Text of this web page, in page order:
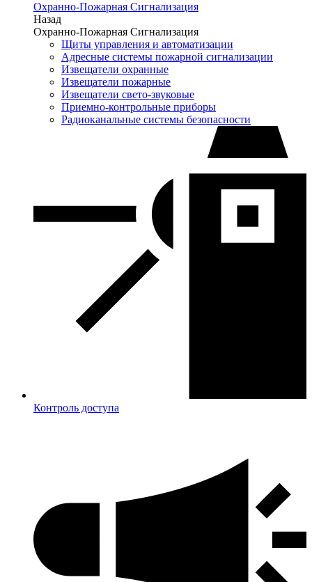
Охранно-Пожарная Сигнализация
Назад
Охранно-Пожарная Сигнализация
Щиты управления и автоматизации
Адресные системы пожарной сигнализации
Извещатели охранные
Извещатели пожарные
Извещатели свето-звуковые
Приемно-контрольные приборы
Радиоканальные системы безопасности
Контроль доступа